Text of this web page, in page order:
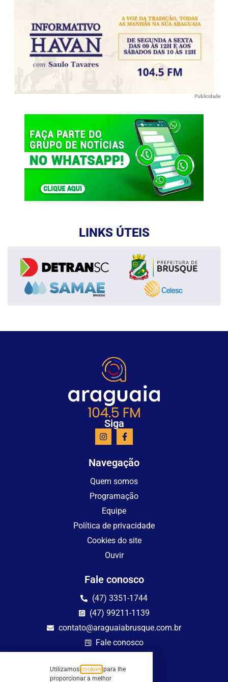
Publicidade
LINKS ÚTEIS
Siga
Navegação
Quem somos
Programação
Equipe
Política de privacidade
Cookies do site
Ouvir
Fale conosco
(47) 3351-1744
(47) 99211-1139
contato@araguaiabrusque.com.br
Fale conosco
Site seguro
Utilizamos cookies para lhe
proporcionar a melhor